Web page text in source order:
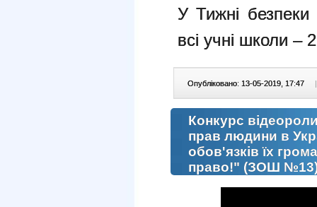
У Тижні безпеки
всі учні школи –
Опубліковано: 13-05-2019, 17:47 |
Конкурс
прав людини в
обов'язків їх
право!" (ЗОШ